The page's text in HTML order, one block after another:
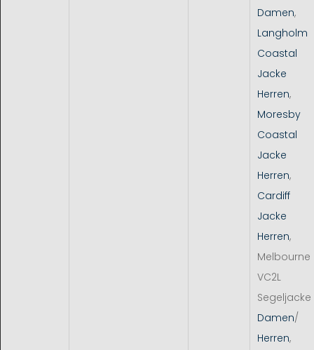
Damen,
Langholm
Coastal
Jacke
Herren,
Moresby
Coastal
Jacke
Herren,
Cardiff
Jacke
Herren,
Melbourne
VC2L
Segeljacke
Damen/
Herren,